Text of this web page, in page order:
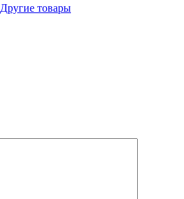
Другие товары